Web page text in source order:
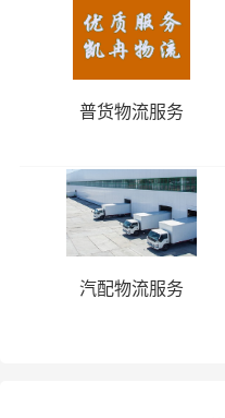
普货物流服务
汽配物流服务